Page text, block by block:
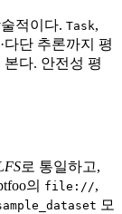
적이다. Task,
다단 추론까지 평
본다. 안전성 평
로 통일하고,
의 file://,
모